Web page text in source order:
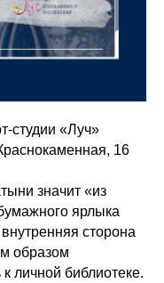
студии «Луч»
16
значит «из
ярлыка
сторона
образом
личной библиотеке.